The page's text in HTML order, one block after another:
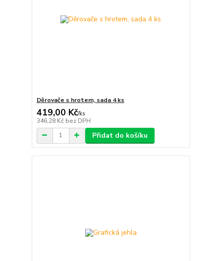
Děrovače s hrotem, sada 4 ks
419,00 Kč/ks
346,28 Kč bez DPH
Přidat do košíku